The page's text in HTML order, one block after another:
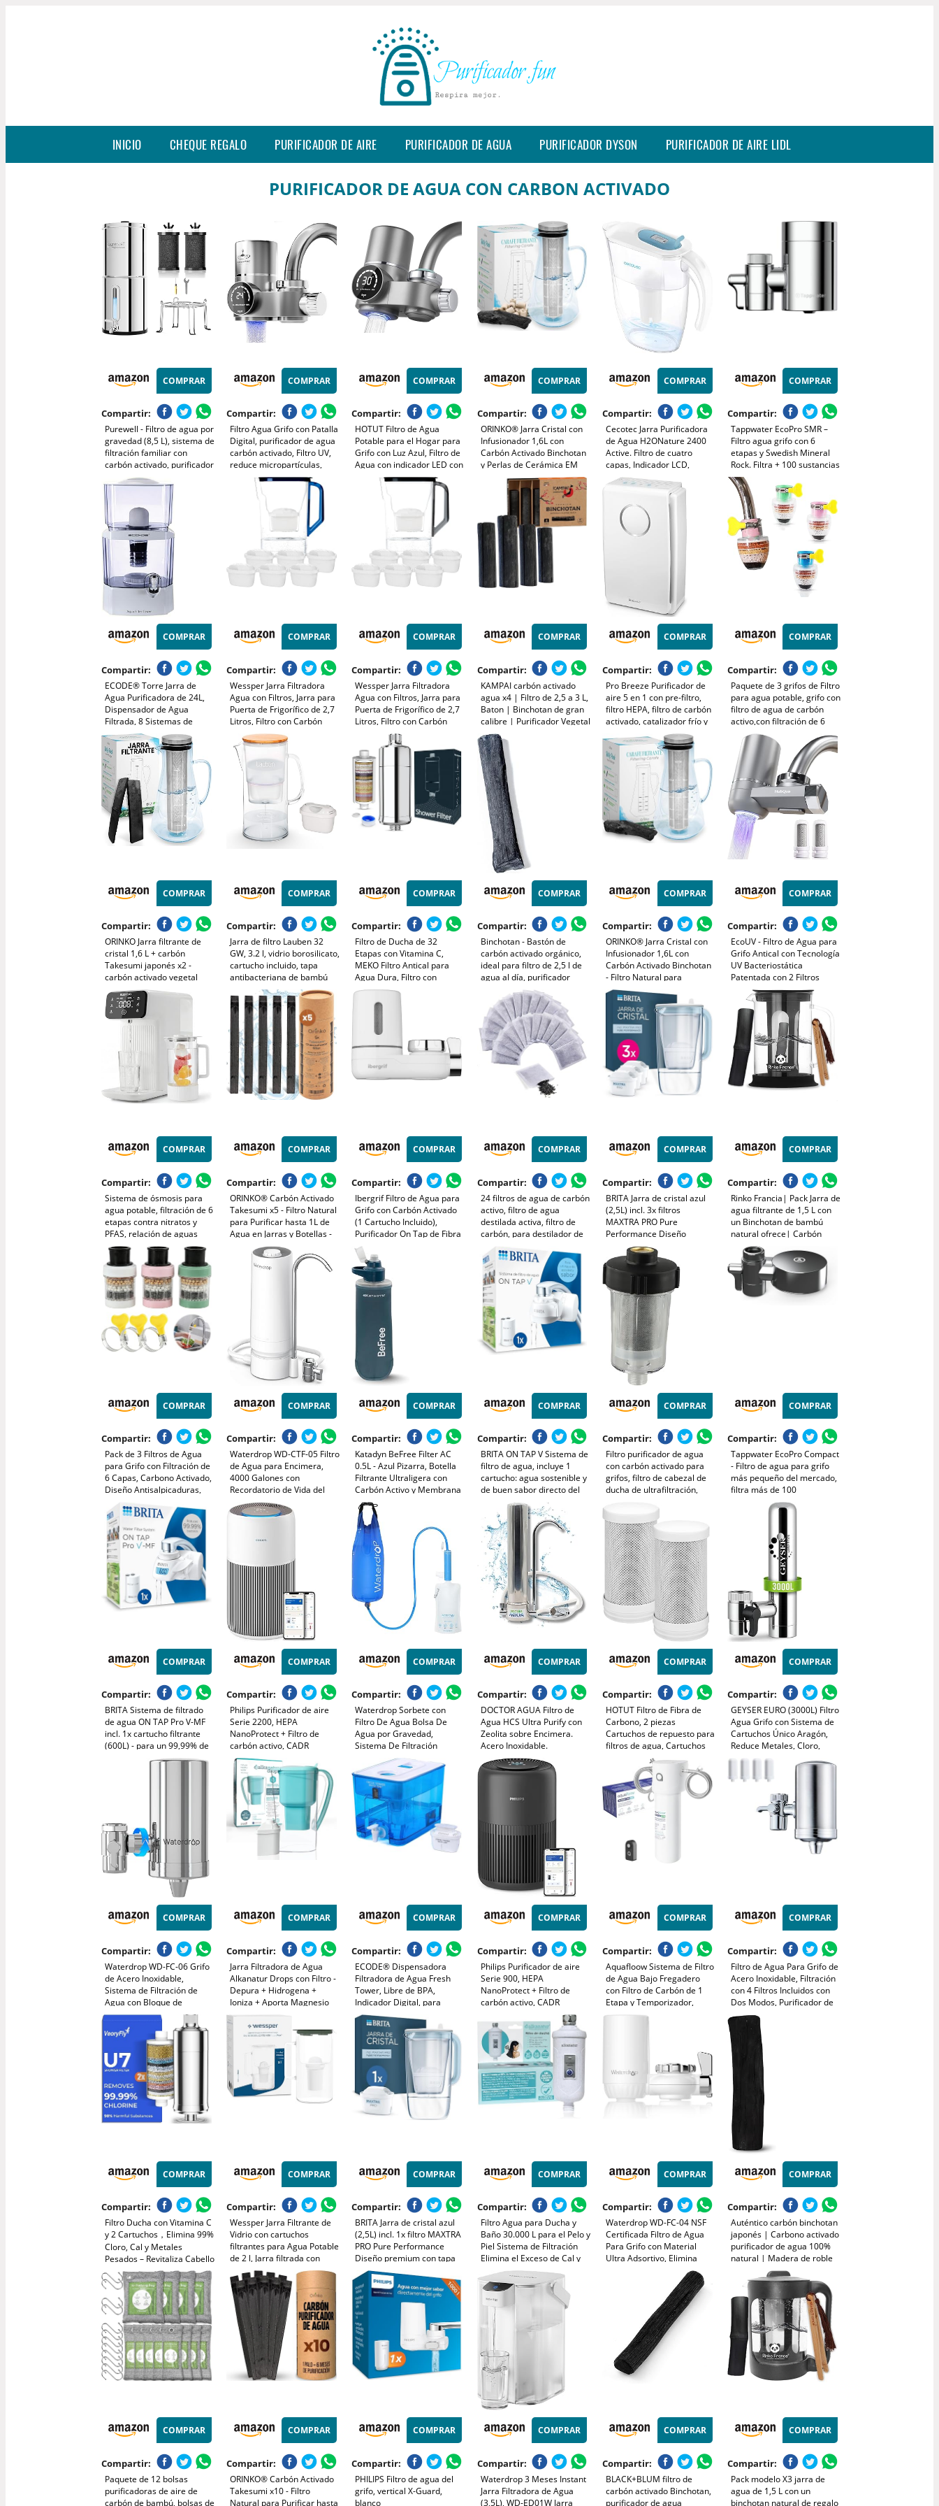
INICIO CHEQUE REGALO PURIFICADOR DE AIRE PURIFICADOR DE AGUA PURIFICADOR DYSON PURIFICADOR DE AIRE LIDL
PURIFICADOR DE AGUA CON CARBON ACTIVADO
COMPRAR
Compartir:
Purewell - Filtro de agua por
gravedad (8,5 L), sistema de
filtración familiar con
carbón activado, purificador
de agua para grifo y agua
de lluvia, tecnología
ultrafiltrada, gran
capacidad
COMPRAR
Compartir:
Filtro Agua Grifo con Patalla
Digital, purificador de agua
carbón activado, Filtro UV,
reduce micropartículas,
metales y sustancias que
afectan el sabor, un
cartucho 1000 Litros
COMPRAR
Compartir:
HOTUT Filtro de Agua
Potable para el Hogar para
Grifo con Luz Azul, Filtro de
Agua con indicador LED con
1 Cartuchos de Fibra de
Carbono, Elimina el Cloro
COMPRAR
Compartir:
ORINKO® Jarra Cristal con
Infusionador 1,6L con
Carbón Activado Binchotan
y Perlas de Cerámica EM
x15 - Filtro Natural para
Purificación de Agua - Ideal
para Nevera, Café y
Bebidas Saludables
COMPRAR
Compartir:
Cecotec Jarra Purificadora
de Agua H2ONature 2400
Active. Filtro de cuatro
capas, Indicador LCD,
Capacidad máxima 2,4 L sin
filtro, Tapa Extraíble, Incluye
COMPRAR
Compartir:
Tappwater EcoPro SMR –
Filtro agua grifo con 6
etapas y Swedish Mineral
Rock. Filtra + 100 sustancias
y añade minerales
esenciales para agua pura y
saludable. Purificador agua
con tecnología exclusiva
COMPRAR
Compartir:
ECODE® Torre Jarra de
Agua Purificadora de 24L,
Dispensador de Agua
Filtrada, 8 Sistemas de
Filtrado, Filtro Cerámico,
Carbon, Piedras Naturales,
Jarra Purificadora, Aqua
Filter Tower
COMPRAR
Compartir:
Wessper Jarra Filtradora
Agua con Filtros, Jarra para
Puerta de Frigorífico de 2,7
Litros, Filtro con Carbón
Activo y Resina de
Intercambio Iónico, Jarra y
Juego de 6 Cartuchos - Azul
COMPRAR
Compartir:
Wessper Jarra Filtradora
Agua con Filtros, Jarra para
Puerta de Frigorífico de 2,7
Litros, Filtro con Carbón
Activo y Resina de
Intercambio Iónico, Jarra y
Juego de 6 Cartuchos -
Negro
COMPRAR
Compartir:
KAMPAI carbón activado
agua x4 | Filtro de 2,5 a 3 L,
Baton | Binchotan de gran
calibre | Purificador Vegetal
Bio – Recarga jarra filtrante
– Purificación de agua del
grifo, botella de cristal
COMPRAR
Compartir:
Pro Breeze Purificador de
aire 5 en 1 con pre-filtro,
filtro HEPA, filtro de carbón
activado, catalizador frío y
generador de iones
negativos. Contra las
alergias y los olores (CADR
218, 40 m²)
COMPRAR
Compartir:
Paquete de 3 grifos de Filtro
para agua potable, grifo con
filtro de agua de carbón
activo,con filtración de 6
capas, Accesorio de filtro de
agua para cocina (Azul,
Verde, Rojo)
COMPRAR
Compartir:
ORINKO Jarra filtrante de
cristal 1,6 L + carbón
Takesumi japonés x2 -
carbón activado vegetal
para purificación natural
agua - filtración natural
potente 2,5 L/palo - bambú
japonés auténtico
COMPRAR
Compartir:
Jarra de filtro Lauben 32
GW, 3.2 l, vidrio borosilicato,
cartucho incluido, tapa
antibacteriana de bambú
COMPRAR
Compartir:
Filtro de Ducha de 32
Etapas con Vitamina C,
MEKO Filtro Antical para
Agua Dura, Filtro con
Cartuchos Reemplazables
de Purificación Multietapa
para Eliminar Cal, Cloro
COMPRAR
Compartir:
Binchotan - Bastón de
carbón activado orgánico,
ideal para filtro de 2,5 l de
agua al día, purificador
vegetal natural, madera de
roble verde japonés de
Wakayama
COMPRAR
Compartir:
ORINKO® Jarra Cristal con
Infusionador 1,6L con
Carbón Activado Binchotan
- Filtro Natural para
Purificación de Agua - Ideal
para Nevera, Café y
Bebidas Saludables -
Diseño Elegante y
Reutilizable
COMPRAR
Compartir:
EcoUV - Filtro de Agua para
Grifo Antical con Tecnología
UV Bacteriostática
Patentada con 2 Filtros
Antical y Fibra de Carbono -
Elimina Cal, Cloro, Bacterias
COMPRAR
Compartir:
Sistema de ósmosis para
agua potable, filtración de 6
etapas contra nitratos y
PFAS, relación de aguas
residuales 4:1, monitor TDS,
tanque de 4L, jarra de
cristal de remineralización
de 1,2 L para
COMPRAR
Compartir:
ORINKO® Carbón Activado
Takesumi x5 - Filtro Natural
para Purificar hasta 1L de
Agua en Jarras y Botellas -
Carbón Vegetal Binchotan
Ecológico Reutilizable -
Calidad Japonesa
COMPRAR
Compartir:
Ibergrif Filtro de Agua para
Grifo con Carbón Activado
(1 Cartucho Incluido),
Purificador On Tap de Fibra
que Reduce Cloro, PFAS,
Sedimentos y Mal Sabor,
Fácil Instalación, Blanco,
M91007
COMPRAR
Compartir:
24 filtros de agua de carbón
activo, filtro de agua
destilada activa, filtro de
carbón, para destilador de
agua
COMPRAR
Compartir:
BRITA Jarra de cristal azul
(2,5L) incl. 3x filtros
MAXTRA PRO Pure
Performance Diseño
premium con tapa abatible
de fácil llenado e indicador,
que reduce la cal, el cloro y
las impurezas
COMPRAR
Compartir:
Rinko Francia| Pack Jarra de
agua filtrante de 1,5 L con
un Binchotan de bambú
natural ofrece| Carbón
activado 100% Bio
Purificación del agua
Potable del grifo Anti Mala
Gota y Contaminante
COMPRAR
Compartir:
Pack de 3 Filtros de Agua
para Grifo con Filtración de
6 Capas, Carbono Activado,
Diseño Antisalpicaduras,
Para Cocina y Baño,
Diámetro de Instalación 15-
32 mm, Purificación
Eficiente y Segura
COMPRAR
Compartir:
Waterdrop WD-CTF-05 Filtro
de Agua para Encimera,
4000 Galones con
Recordatorio de Vida del
Filtro, Reduce los Metales
Pesados, el mal Olor y 99%
COMPRAR
Compartir:
Katadyn BeFree Filter AC
0.5L - Azul Pizarra, Botella
Filtrante Ultraligera con
Carbón Activo y Membrana
EZ-Clean™ – Agua Potable
Segura en Todo Momento y
Lugar, para Outdoor,
Mochilero, Senderismo
COMPRAR
Compartir:
BRITA ON TAP V Sistema de
filtro de agua, incluye 1
cartucho: agua sostenible y
de buen sabor directo del
grifo, reduce
micropartículas, PFAS,
metales y sustancias que
afectan el sabor.
COMPRAR
Compartir:
Filtro purificador de agua
con carbón activado para
grifos, filtro de cabezal de
ducha de ultrafiltración,
para el hogar, 139 x 68 mm
COMPRAR
Compartir:
Tappwater EcoPro Compact
- Filtro de agua para grifo
más pequeño del mercado,
filtra más de 100
sustancias. Sistema de
filtración en 5 etapas con
agua para grifo. (cromado)
COMPRAR
Compartir:
BRITA Sistema de filtrado
de agua ON TAP Pro V-MF
incl. 1x cartucho filtrante
(600L) - para un 99,99% de
agua libre de bacterias,
COMPRAR
Compartir:
Philips Purificador de aire
Serie 2200, HEPA
NanoProtect + Filtro de
carbón activo, CADR
400m³/h para 104m²,
Personas alérgicas, Ultra
silencioso, Filtro inteligente
y duradero (AC2210/10)
COMPRAR
Compartir:
Waterdrop Sorbete con
Filtro De Agua Bolsa De
Agua por Gravedad,
Sistema De Filtración
Portátil para Acampar,
Purificador De Agua Potable
para Viajes De Emergencia,
Senderismo, Azul
COMPRAR
Compartir:
DOCTOR AGUA Filtro de
Agua HCS Ultra Purify con
Zeolita sobre Encimera.
Acero Inoxidable.
Bactericida Antiviral Elimina
99,99% de las Impurezas.
COMPRAR
Compartir:
HOTUT Filtro de Fibra de
Carbono, 2 piezas
Cartuchos de repuesto para
filtros de agua, Cartuchos
de Repuesto para Filtros de
Agua para Filtro de Agua
Grifo, Filtros de Cloro,
Sedimentos
COMPRAR
Compartir:
GEYSER EURO (3000L) Filtro
Agua Grifo con Sistema de
Cartuchos Único Aragón,
Reduce Metales, Cloro,
Bacterias, Pesticidas, Filtro
de Agua para Grifo
(Cartucho de 3000 l
COMPRAR
Compartir:
Waterdrop WD-FC-06 Grifo
de Acero Inoxidable,
Sistema de Filtración de
Agua con Bloque de
Carbón, Elimina el Cloro, los
Metales Pesados y el Mal
Sabor (1 Filtro Incluido)
COMPRAR
Compartir:
Jarra Filtradora de Agua
Alkanatur Drops con Filtro -
Depura + Hidrogena +
Ioniza + Aporta Magnesio
Elimina Metales + Bacterias
- Normativa UNE
149101:2015 Capacidad
1.4L Libre de Tóxicos -
ALKANATUR
COMPRAR
Compartir:
ECODE® Dispensadora
Filtradora de Agua Fresh
Tower, Libre de BPA,
Indicador Digital, para
Nevera, Incluye Filtro
purificador Compatible,
Capacidad de 9.5L, Larga
Duración - Water Filter jug
COMPRAR
Compartir:
Philips Purificador de aire
Serie 900, HEPA
NanoProtect + Filtro de
carbón activo, CADR
250m³/h para alérgicos de
65m², silencioso, inteligente
y de bajo consumo
(AC0951/13)
COMPRAR
Compartir:
Aquafloow Sistema de Filtro
de Agua Bajo Fregadero
con Filtro de Carbón de 1
Etapa y Temporizador,
Elimina Cloro, Impurezas
COMPRAR
Compartir:
Filtro de Agua Para Grifo de
Acero Inoxidable, Filtración
con 4 Filtros Incluidos con
Dos Modos, Purificador de
Agua Reduce el Cloro
COMPRAR
Compartir:
Filtro Ducha con Vitamina C
y 2 Cartuchos，Elimina 99%
Cloro, Cal y Metales
Pesados – Revitaliza Cabello
y Piel. Filtro Agua Ducha
Antical para una Ducha
Saludable(Último)
COMPRAR
Compartir:
Wessper Jarra Filtrante de
Vidrio con cartuchos
filtrantes para Agua Potable
de 2 l, Jarra filtrada con
Contador Inteligente, Kit
que Incluye 1 filtro de
Carbón Activo- Verde
COMPRAR
Compartir:
BRITA Jarra de cristal azul
(2,5L) incl. 1x filtro MAXTRA
PRO Pure Performance
Diseño premium con tapa
abatible de fácil llenado e
indicador, que reduce la cal,
el cloro y las impurezas
COMPRAR
Compartir:
Filtro Agua para Ducha y
Baño 30.000 L para el Pelo y
Piel Sistema de Filtración
Elimina el Exceso de Cal y
Cloro Libre De Sulfito
Cálcico E226 Shower Head
Filter ALKANATUR
COMPRAR
Compartir:
Waterdrop WD-FC-04 NSF
Certificada Filtro de Agua
Para Grifo con Material
Ultra Adsortivo, Elimina
Cloro, Plomo, Harina y Más,
Compatible con Grifos
Estándar (1 Filtro Incluido)
COMPRAR
Compartir:
Auténtico carbón binchotan
japonés | Carbono activado
purificador de agua 100%
natural | Madera de roble
(Ubamegashi) | Filtro de
agua vegetal - 10 x 2 cm
COMPRAR
Compartir:
Paquete de 12 bolsas
purificadoras de aire de
carbón de bambú, bolsas de
COMPRAR
Compartir:
ORINKO® Carbón Activado
Takesumi x10 - Filtro
Natural para Purificar hasta
COMPRAR
Compartir:
PHILIPS Filtro de agua del
grifo, vertical X-Guard,
blanco
COMPRAR
Compartir:
Waterdrop 3 Meses Instant
Jarra Filtradora de Agua
(3,5L), WD-ED01W Jarra
COMPRAR
Compartir:
BLACK+BLUM filtro de
carbón activado Binchotan,
purificador de agua
COMPRAR
Compartir:
Pack modelo X3 jarra de
agua de 1,5 L con un
binchotan natural de regalo